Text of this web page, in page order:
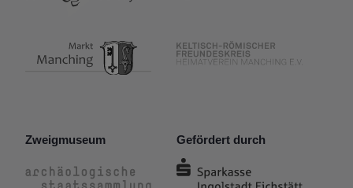
Zweigmuseum Gefördert durch